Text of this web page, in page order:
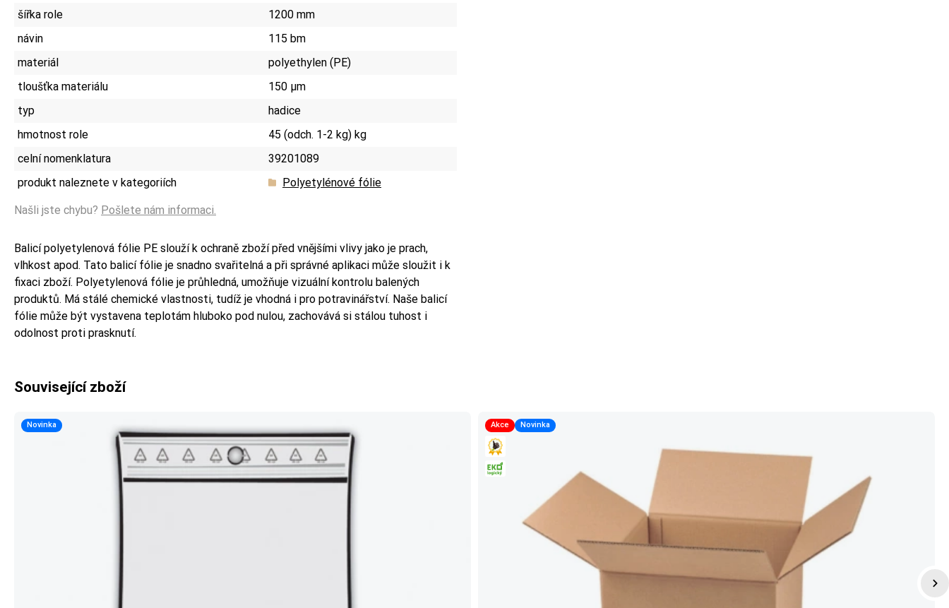
šířka role
1200 mm
návin
115 bm
materiál
polyethylen (PE)
tloušťka materiálu
150 µm
typ
hadice
hmotnost role
45 (odch. 1-2 kg) kg
celní nomenklatura
39201089
produkt naleznete v kategoriích
Polyetylénové fólie
Našli jste chybu? Pošlete nám informaci.
Balicí polyetylenová fólie PE slouží k ochraně zboží před vnějšími vlivy jako je prach,
vlhkost apod. Tato balicí fólie je snadno svařitelná a při správné aplikaci může sloužit i k
fixaci zboží. Polyetylenová fólie je průhledná, umožňuje vizuální kontrolu balených
produktů. Má stálé chemické vlastnosti, tudíž je vhodná i pro potravinářství. Naše balicí
fólie může být vystavena teplotám hluboko pod nulou, zachovává si stálou tuhost i
odolnost proti prasknutí.
Související zboží
Novinka Akce Novinka